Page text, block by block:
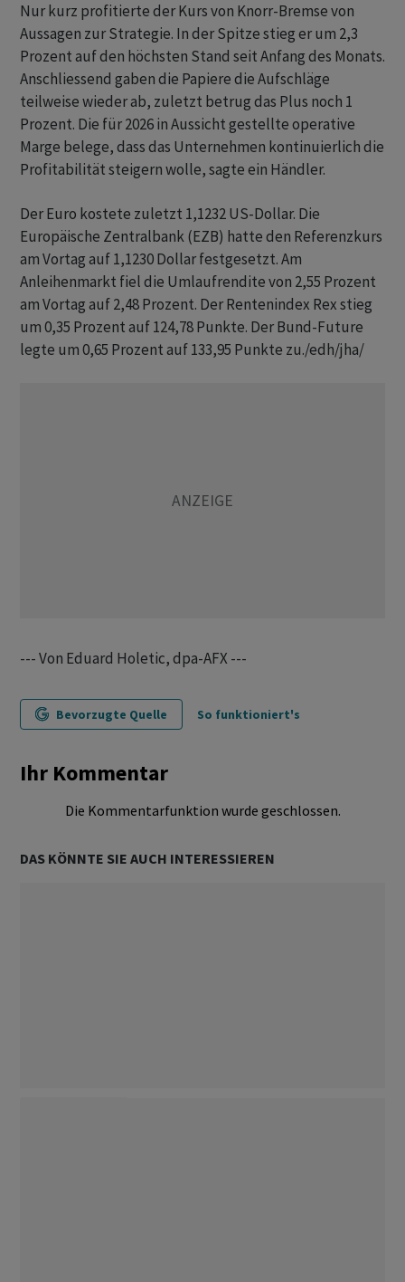
Nur kurz profitierte der Kurs von Knorr-Bremse von
Aussagen zur Strategie. In der Spitze stieg er um 2,3
Prozent auf den höchsten Stand seit Anfang des Monats.
Anschliessend gaben die Papiere die Aufschläge
teilweise wieder ab, zuletzt betrug das Plus noch 1
Prozent. Die für 2026 in Aussicht gestellte operative
Marge belege, dass das Unternehmen kontinuierlich die
Profitabilität steigern wolle, sagte ein Händler.
Der Euro kostete zuletzt 1,1232 US-Dollar. Die
Europäische Zentralbank (EZB) hatte den Referenzkurs
am Vortag auf 1,1230 Dollar festgesetzt. Am
Anleihenmarkt fiel die Umlaufrendite von 2,55 Prozent
am Vortag auf 2,48 Prozent. Der Rentenindex Rex stieg
um 0,35 Prozent auf 124,78 Punkte. Der Bund-Future
legte um 0,65 Prozent auf 133,95 Punkte zu./edh/jha/
--- Von Eduard Holetic, dpa-AFX ---
Bevorzugte Quelle So funktioniert's
Ihr Kommentar
Die Kommentarfunktion wurde geschlossen.
DAS KÖNNTE SIE AUCH INTERESSIEREN